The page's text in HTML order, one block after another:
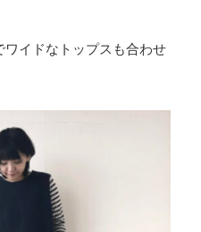
イドなトップスも合わせ